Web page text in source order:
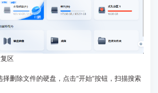
区
删除文件的硬盘，点击“开始”按钮，扫描搜索